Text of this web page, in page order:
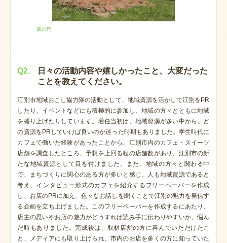
風の門
Q2.
日々の活動内容や嬉しかったこと、大変だった
ことを教えてください。
江別市地域おこし協力隊の活動として、地域資源を活かして江別をPR
したり、イベントなどにも積極的に参加し、地域の方々とともに地域
を盛り上げたりしています。着任当初は、地域資源が多い中から、ど
の資源をPRしていけば良いのか迷った時期もありました。学生時代に
カフェで働いた経験があったことから、江別市内のカフェ・スイーツ
店舗を調査したところ、予想を上回る程の店舗数があり、江別市の新
たな地域資源として目を付けました。また、地域の方々と関わる中
で、まちづくりに関心のある方が多いと感じ、人も地域資源であると
考え、インタビュー形式のカフェを紹介するフリーペーパーを作成
し、お店のPRに加え、色々なお話しを聞くことで江別の魅力を発信す
る企画を立ち上げました。このフリーペーパーを作成するにあたり、
店主の思いやお店の魅力がどうすれば読み手に伝わりやすいか、悩ん
だ時もありました。完成後は、取材店舗の方に喜んでいただけたこ
と、メディアにも取り上げられ、市内のお店を多くの方に知っていた